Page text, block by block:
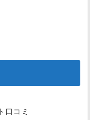
口コミ